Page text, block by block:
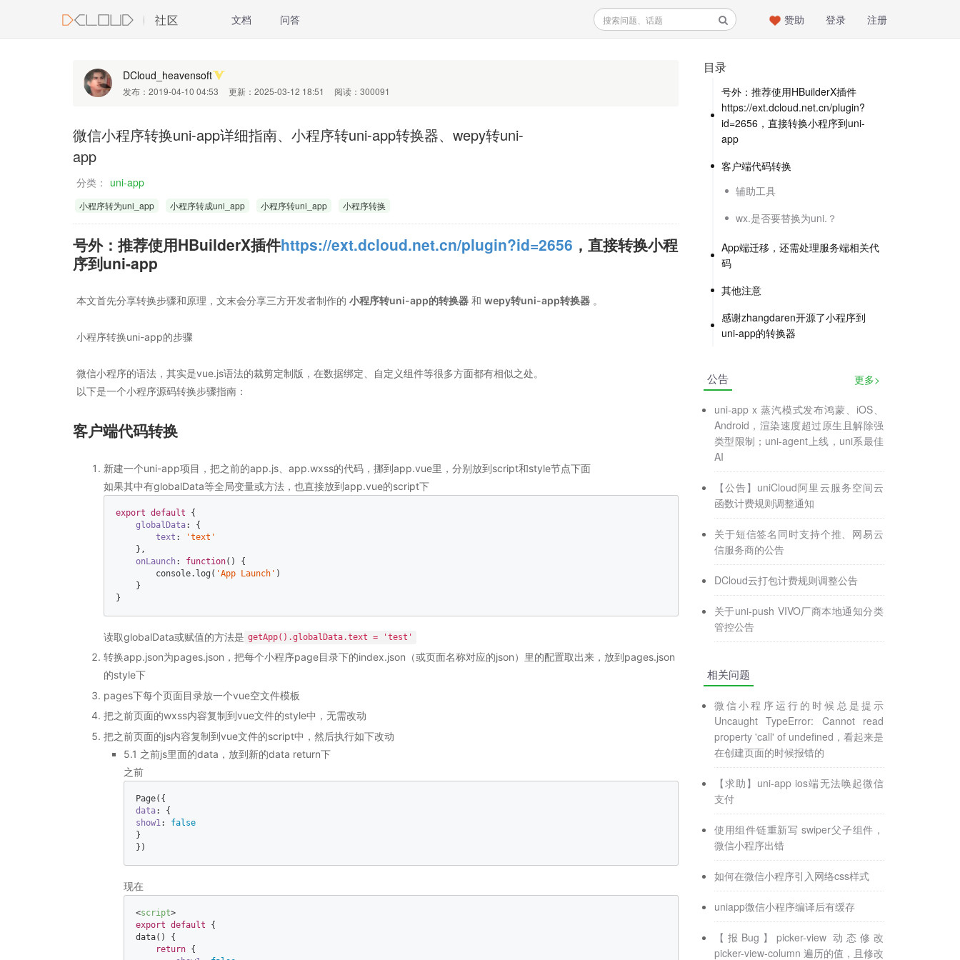
文档 问答 注册
登录
赞助
DCloud_heavensoft
发布：2019-04-10 04:53 更新：2025-03-12 18:51 阅读：300091
微信小程序转换uni-app详细指南、小程序转uni-app转换器、wepy转uni-
app
分类： uni-app
小程序转为uni_app 小程序转成uni_app 小程序转uni_app 小程序转换
号外：推荐使用HBuilderX插件https://ext.dcloud.net.cn/plugin?id=2656 ，直接转换小程
序到uni-app
本文首先分享转换步骤和原理，文末会分享三方开发者制作的 小程序转uni-app的转换器 和 wepy转uni-app转换器 。
小程序转换uni-app的步骤
微信小程序的语法，其实是vue.js语法的裁剪定制版，在数据绑定、自定义组件等很多方面都有相似之处。
以下是一个小程序源码转换步骤指南：
客户端代码转换
新建一个uni-app项目，把之前的app.js、app.wxss的代码，挪到app.vue里，分别放到script和style节点下面
如果其中有globalData等全局变量或方法，也直接放到app.vue的script下
export default {
globalData: {
text :
'text'
    },
onLaunch: function( ) {
console.log( 'App Launch' )
    }
}
读取globalData或赋值的方法是 getApp().globalData.text = 'test'
转换app.json为pages.json，把每个小程序page目录下的index.json（或页面名称对应的json）里的配置取出来，放到pages.json
的style下
pages下每个页面目录放一个vue空文件模板
把之前页面的wxss内容复制到vue文件的style中，无需改动
把之前页面的js内容复制到vue文件的script中，然后执行如下改动
5.1 之前js里面的data，放到新的data return下
之前
data
show1 : false
}
})
现在
<script>
export default {
data() {
return {
目录
号外：推荐使用HBuilderX插件
https://ext.dcloud.net.cn/plugin?
id=2656，直接转换小程序到uni-
app
客户端代码转换
辅助工具
wx.是否要替换为uni.？
App端迁移，还需处理服务端相关代
码
其他注意
感谢zhangdaren开源了小程序到
uni-app的转换器
公告 更多>
uni-app x 蒸汽模式发布鸿蒙、iOS、
Android，渲染速度超过原生且解除强
类型限制；uni-agent上线，uni系最佳
AI
【公告】uniCloud阿里云服务空间云
函数计费规则调整通知
关于短信签名同时支持个推、网易云
信服务商的公告
DCloud云打包计费规则调整公告
关于uni-push VIVO厂商本地通知分类
管控公告
相关问题
微信小程序运行的时候总是提示
Uncaught TypeError: Cannot read
property 'call' of undefined，看起来是
在创建页面的时候报错的
【求助】uni-app ios端无法唤起微信
支付
使用组件链重新写 swiper父子组件，
微信小程序出错
如何在微信小程序引入网络css样式
uniapp微信小程序编译后有缓存
【报Bug】picker-view 动态修改
picker-view-column 遍历的值，且修改